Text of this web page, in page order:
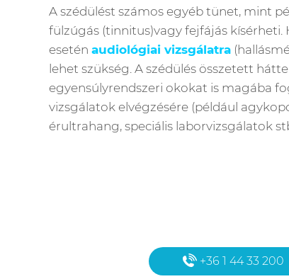
A szédülést számos egyéb tünet, mint
fülzúgás (tinnitus)vagy fejfájás kísérheti.
esetén audiológiai vizsgálatra
lehet szükség. A szédülés összetett
egyensúlyrendszeri okokat is magába
vizsgálatok elvégzésére (például
érultrahang, speciális laborvizsgálatok
+36 1 44 33 200